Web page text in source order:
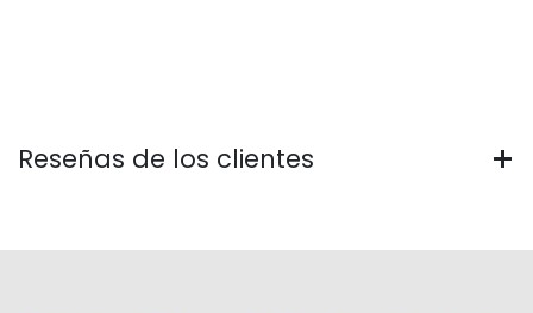
Reseñas de los clientes